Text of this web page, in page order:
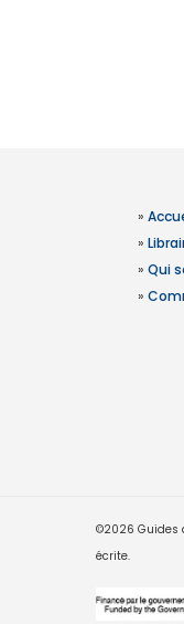
»
»
» Qui
»
©2026 Guides
écrite.